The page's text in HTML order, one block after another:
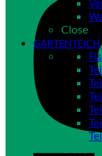
Close
GARTENTEICH